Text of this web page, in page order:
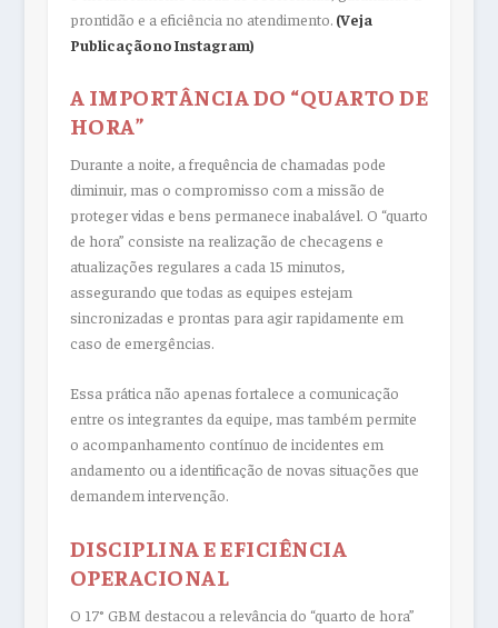
prontidão e a eficiência no atendimento. (Veja
Publicação no Instagram)
A IMPORTÂNCIA DO “QUARTO DE
HORA”
Durante a noite, a frequência de chamadas pode
diminuir, mas o compromisso com a missão de
proteger vidas e bens permanece inabalável. O “quarto
de hora” consiste na realização de checagens e
atualizações regulares a cada 15 minutos,
assegurando que todas as equipes estejam
sincronizadas e prontas para agir rapidamente em
caso de emergências.
Essa prática não apenas fortalece a comunicação
entre os integrantes da equipe, mas também permite
o acompanhamento contínuo de incidentes em
andamento ou a identificação de novas situações que
demandem intervenção.
DISCIPLINA E EFICIÊNCIA
OPERACIONAL
O 17° GBM destacou a relevância do “quarto de hora”